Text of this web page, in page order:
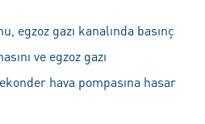
egzoz gazı kanalında basınç
ve egzoz gazı
hava pompasına hasar